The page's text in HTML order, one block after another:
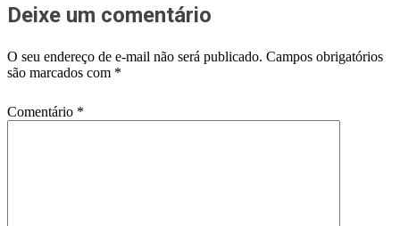
Deixe um comentário
O seu endereço de e-mail não será publicado. Campos obrigatórios
são marcados com *
Comentário *